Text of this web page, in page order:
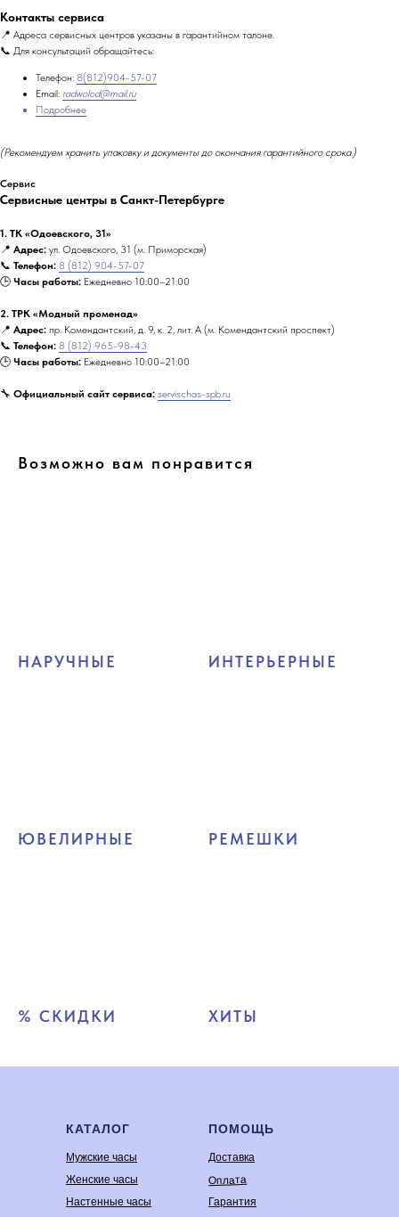
Контакты сервиса
📍 Адреса сервисных центров указаны в гарантийном талоне.
📞 Для консультаций обращайтесь:
Телефон: 8(812)904-57-07
Email: radwolod@mail.ru
Подробнее
(Рекомендуем хранить упаковку и документы до окончания гарантийного срока.)
Сервис
Сервисные центры в Санкт-Петербурге
1. ТК «Одоевского, 31»
📍 Адрес: ул. Одоевского, 31 (м. Приморская)
📞 Телефон: 8 (812) 904-57-07
🕒 Часы работы: Ежедневно 10:00–21:00
2. ТРК «Модный променад»
📍 Адрес: пр. Комендантский, д. 9, к. 2, лит. А (м. Комендантский проспект)
📞 Телефон: 8 (812) 965-98-43
🕒 Часы работы: Ежедневно 10:00–21:00
🔧 Официальный сайт сервиса: servischas-spb.ru
Возможно вам понравится
НАРУЧНЫЕ ИНТЕРЬЕРНЫЕ
ЮВЕЛИРНЫЕ РЕМЕШКИ
% СКИДКИ ХИТЫ
КАТАЛОГ
Мужские часы
Женские часы
Настенные часы
ПОМОЩЬ
Доставка
Оплата
Гарантия